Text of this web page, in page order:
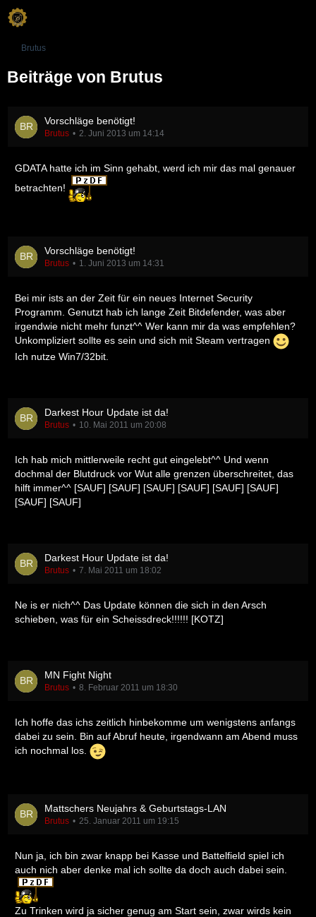
Brutus
Beiträge von Brutus
Vorschläge benötigt!
Brutus 2. Juni 2013 um 14:14
GDATA hatte ich im Sinn gehabt, werd ich mir das mal genauer
betrachten!
Vorschläge benötigt!
Brutus 1. Juni 2013 um 14:31
Bei mir ists an der Zeit für ein neues Internet Security
Programm. Genutzt hab ich lange Zeit Bitdefender, was aber
irgendwie nicht mehr funzt^^ Wer kann mir da was empfehlen?
Unkompliziert sollte es sein und sich mit Steam vertragen
Ich nutze Win7/32bit.
Darkest Hour Update ist da!
Brutus 10. Mai 2011 um 20:08
Ich hab mich mittlerweile recht gut eingelebt^^ Und wenn
dochmal der Blutdruck vor Wut alle grenzen überschreitet, das
hilft immer^^ [SAUF] [SAUF] [SAUF] [SAUF] [SAUF] [SAUF]
[SAUF] [SAUF]
Darkest Hour Update ist da!
Brutus 7. Mai 2011 um 18:02
Ne is er nich^^ Das Update können die sich in den Arsch
schieben, was für ein Scheissdreck!!!!!! [KOTZ]
MN Fight Night
Brutus 8. Februar 2011 um 18:30
Ich hoffe das ichs zeitlich hinbekomme um wenigstens anfangs
dabei zu sein. Bin auf Abruf heute, irgendwann am Abend muss
ich nochmal los.
Mattschers Neujahrs & Geburtstags-LAN
Brutus 25. Januar 2011 um 19:15
Nun ja, ich bin zwar knapp bei Kasse und Battelfield spiel ich
auch nich aber denke mal ich sollte da doch auch dabei sein.
Zu Trinken wird ja sicher genug am Start sein, zwar wirds kein